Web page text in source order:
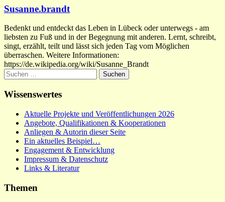
Susanne.brandt
Bedenkt und entdeckt das Leben in Lübeck oder unterwegs - am
liebsten zu Fuß und in der Begegnung mit anderen. Lernt, schreibt,
singt, erzählt, teilt und lässt sich jeden Tag vom Möglichen
überraschen. Weitere Informationen:
https://de.wikipedia.org/wiki/Susanne_Brandt
Suchen
nach:
Wissenswertes
Aktuelle Projekte und Veröffentlichungen 2026
Angebote, Qualifikationen & Kooperationen
Anliegen & Autorin dieser Seite
Ein aktuelles Beispiel…
Engagement & Entwicklung
Impressum & Datenschutz
Links & Literatur
Themen